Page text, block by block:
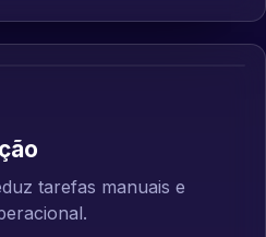
tarefas manuais e